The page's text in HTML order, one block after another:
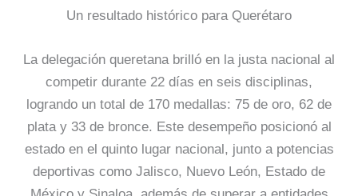
Un resultado histórico para Querétaro
La delegación queretana brilló en la justa nacional al
competir durante 22 días en seis disciplinas,
logrando un total de 170 medallas: 75 de oro, 62 de
plata y 33 de bronce. Este desempeño posicionó al
estado en el quinto lugar nacional, junto a potencias
deportivas como Jalisco, Nuevo León, Estado de